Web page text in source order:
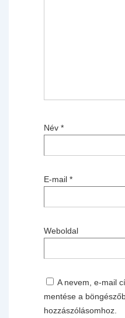
Név *
E-mail *
Weboldal
A nevem, e-mail
mentése a
hozzászólásomhoz.